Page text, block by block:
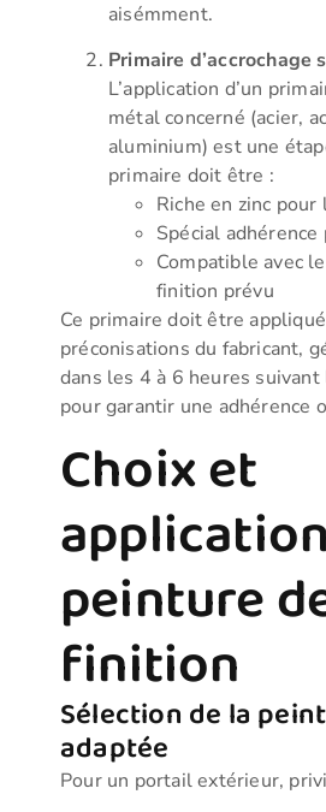
aisémment.
Primaire d’accrochage
L’application d’un
métal concerné (acier,
aluminium) est une
primaire doit être :
Riche en zinc pour
Spécial
Compatible avec
finition prévu
Ce primaire doit être
préconisations du fabricant,
dans les 4 à 6 heures suivant
pour garantir une adhérence
Choix et
peinture
finition
Sélection de la
adaptée
Pour un portail extérieur,